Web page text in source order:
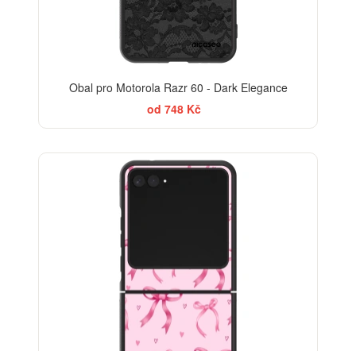
Obal pro Motorola Razr 60 - Dark Elegance
od 748 Kč